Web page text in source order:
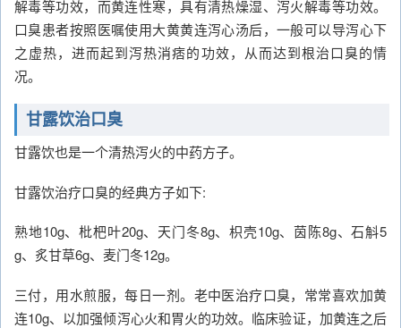
解毒等功效，而黄连性寒，具有清热燥湿、泻火解毒等功效。
口臭患者按照医嘱使用大黄黄连泻心汤后，一般可以导泻心下
之虚热，进而起到泻热消痞的功效，从而达到根治口臭的情
况。
甘露饮治口臭
甘露饮也是一个清热泻火的中药方子。
甘露饮治疗口臭的经典方子如下:
熟地10g、枇杷叶20g、天门冬8g、枳壳10g、茵陈8g、石斛5
g、炙甘草6g、麦门冬12g。
三付，用水煎服，每日一剂。老中医治疗口臭，常常喜欢加黄
连10g、以加强倾泻心火和胃火的功效。临床验证，加黄连之后